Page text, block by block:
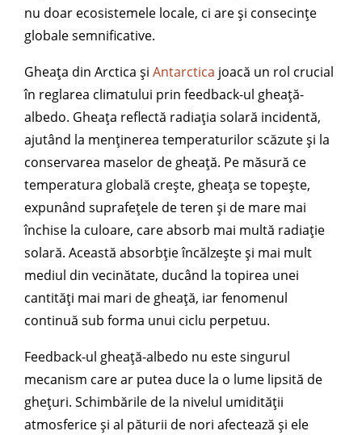
nu doar ecosistemele locale, ci are și consecințe
globale semnificative.
Gheața din Arctica și Antarctica joacă un rol crucial
în reglarea climatului prin feedback-ul gheață-
albedo. Gheața reflectă radiația solară incidentă,
ajutând la menținerea temperaturilor scăzute și la
conservarea maselor de gheață. Pe măsură ce
temperatura globală crește, gheața se topește,
expunând suprafețele de teren și de mare mai
închise la culoare, care absorb mai multă radiație
solară. Această absorbție încălzește și mai mult
mediul din vecinătate, ducând la topirea unei
cantități mai mari de gheață, iar fenomenul
continuă sub forma unui ciclu perpetuu.
Feedback-ul gheață-albedo nu este singurul
mecanism care ar putea duce la o lume lipsită de
ghețuri. Schimbările de la nivelul umidității
atmosferice și al păturii de nori afectează și ele